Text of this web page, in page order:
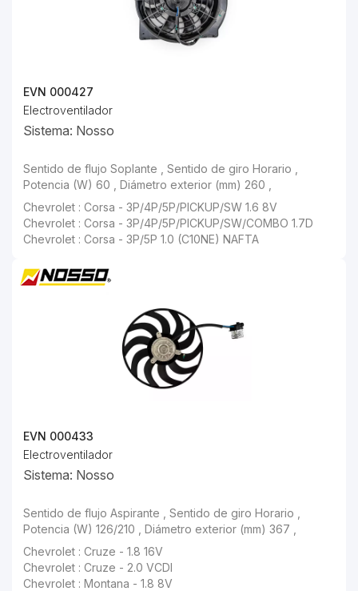
EVN 000427
Electroventilador
Sistema: Nosso
Chevrolet : Corsa - 3P/4P/5P/PICKUP/SW/COMBO 1.7D
Chevrolet : Corsa - 3P/5P 1.0 (C10NE) NAFTA
EVN 000433
Electroventilador
Sistema: Nosso
Sentido de flujo Aspirante , Sentido de giro Horario , Potencia (W) 126/210 , Diámetro exterior (mm) 367 ,
Chevrolet : Cruze - 1.8 16V
Chevrolet : Cruze - 2.0 VCDI
Chevrolet : Montana - 1.8 8V